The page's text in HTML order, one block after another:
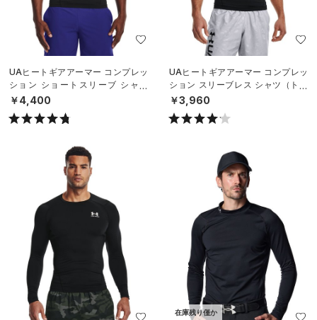
UAヒートギアアーマー コンプレッ
ション ショートスリーブ シャツ
（トレーニング/MEN）
￥4,400
UAヒートギアアーマー コンプレッ
ション スリーブレス シャツ（トレ
ーニング/MEN）
￥3,960
在庫残り僅か